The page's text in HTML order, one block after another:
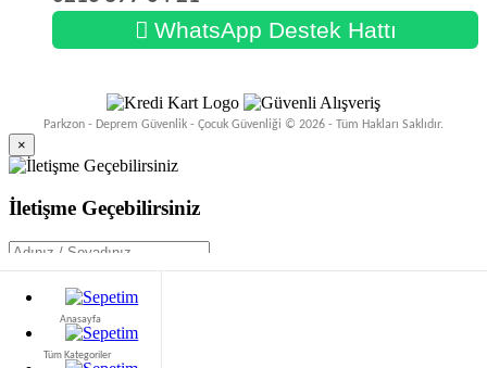
Anasayfa
Tüm Kategoriler
WhatsApp Destek Hattı
Parkzon - Deprem Güvenlik - Çocuk Güvenliği © 2026 - Tüm Hakları Saklıdır.
Web sitemizde size en iyi deneyimi sunabilmemiz için çerezleri kullanıyoruz. Daha
fazla bilgi için bizim okuyun
×
İletişme Geçebilirsiniz
Mesajı Gönder